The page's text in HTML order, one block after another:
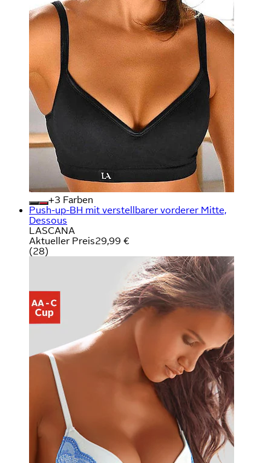
+
Farben
Push-up-BH mit verstellbarer vorderer Mitte,
Dessous
LASCANA
Aktueller Preis29,99 €
(28)